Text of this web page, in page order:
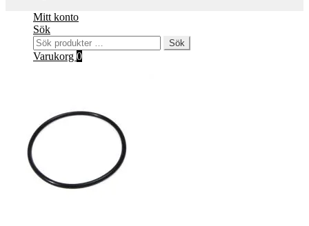
Mitt konto
Sök
Sök
efter:
Sök
Varukorg 0